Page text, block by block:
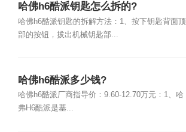
哈佛h6酷派钥匙怎么拆的?
哈佛h6酷派钥匙的拆解方法：1、按下钥匙背面顶
部的按钮，拔出机械钥匙部...
哈佛h6酷派多少钱?
哈佛h6酷派厂商指导价：9.60-12.70万元：1、哈
弗H6酷派是基...